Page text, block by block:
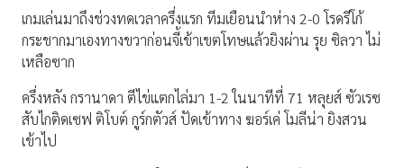
เกมเล่นมาถึงช่วงทดเวลาครึ่งแรก ทีมเยือนนำห่าง 2-0 โรดรีโก้
กระชากมาเองทางขวาก่อนจี้เข้าเขตโทษแล้วยิงผ่าน รุย ซิลวา ไม่
เหลือซาก
ครึ่งหลัง กรานาดา ตีไข่แตกไล่มา 1-2 ในนาทีที่ 71 หลุยส์ ซัวเรซ
สับไกติดเซฟ ติโบต์ กูร์กตัวส์ ปัดเข้าทาง ฆอร์เค่ โมลีน่า ยิงสวน
เข้าไป